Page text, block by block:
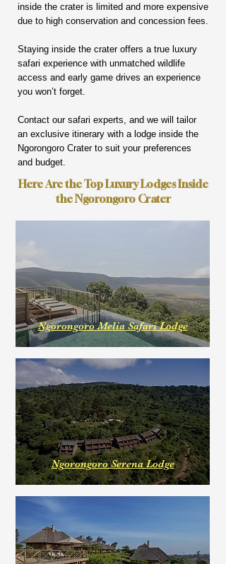
inside the crater is limited and more expensive
due to high conservation and concession fees.
Staying inside the crater offers a true luxury
safari experience with unmatched wildlife
access and early game drives an experience
you won’t forget.
Contact our safari experts, and we will tailor
an exclusive itinerary with a lodge inside the
Ngorongoro Crater to suit your preferences
and budget.
Here Are the Top Luxury Lodges Inside
the Ngorongoro Crater
Ngorongoro Melia Safari Lodge
Ngorongoro Serena Lodge